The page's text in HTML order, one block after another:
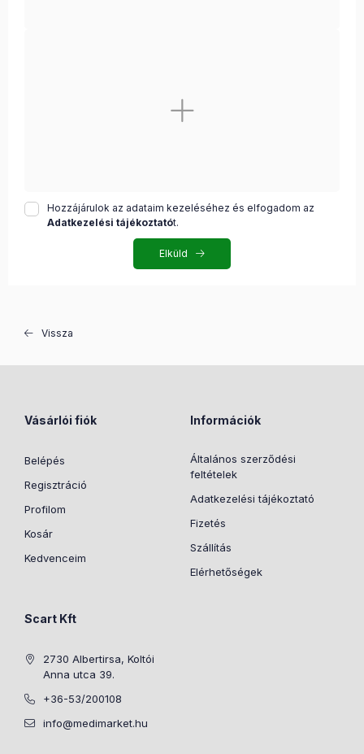
Hozzájárulok az adataim kezeléséhez és elfogadom az
Adatkezelési tájékoztatót.
Elküld
Vissza
Vásárlói fiók
Belépés
Regisztráció
Profilom
Kosár
Kedvenceim
Információk
Általános szerződési
feltételek
Adatkezelési tájékoztató
Fizetés
Szállítás
Elérhetőségek
Scart Kft
2730 Albertirsa, Koltói
Anna utca 39.
+36-53/200108
info@medimarket.hu